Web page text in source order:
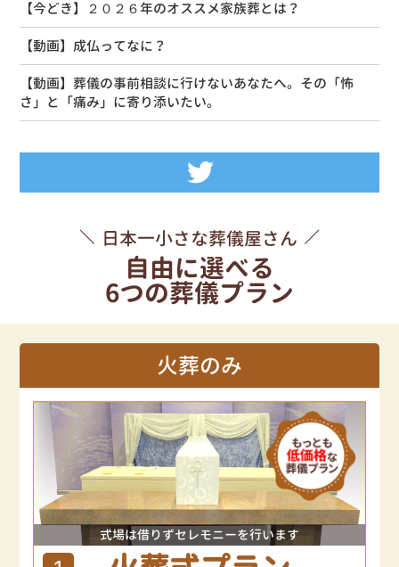
【今どき】２０２６年のオススメ家族葬とは？
【動画】成仏ってなに？
【動画】葬儀の事前相談に行けないあなたへ。その「怖
さ」と「痛み」に寄り添いたい。
日本一小さな葬儀屋さん
自由に選べる
6つの葬儀プラン
火葬のみ
式場は借りずセレモニーを行います